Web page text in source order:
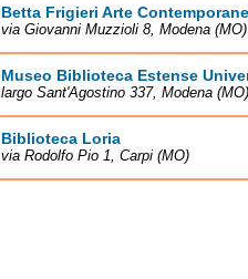
Betta Frigieri Arte
via Giovanni Muzzioli 8, Modena (MO)
Museo Biblioteca Estense
largo Sant'Agostino 337, Modena (MO)
Biblioteca Loria
via Rodolfo Pio 1, Carpi (MO)